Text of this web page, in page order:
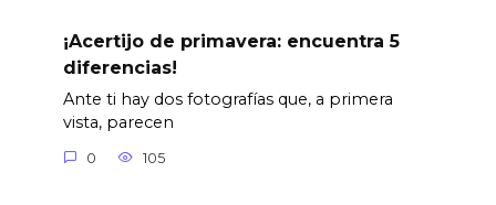
¡Acertijo de primavera: encuentra 5
diferencias!
Ante ti hay dos fotografías que, a primera
vista, parecen
0 105